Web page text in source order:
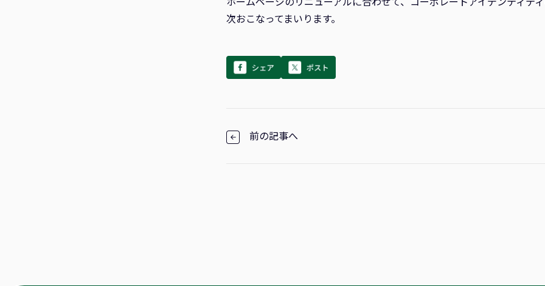
次おこなってまいります。
前の記事へ